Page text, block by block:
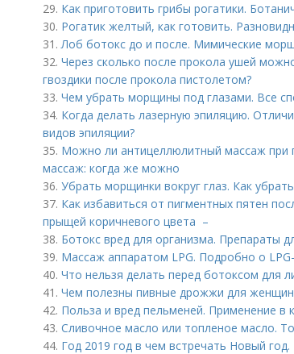
29. Как приготовить грибы рогатики.
30. Рогатик желтый, как готовить.
31.Лоб ботокс до и после. Мимические
32. Через сколько после прокола ушей
гвоздики после прокола пистолетом?
33. Чем убрать морщины под глазами. Все
34. Когда делать лазерную эпиляцию.
видов эпиляции?
35. Можно ли антицеллюлитный массаж при
массаж: когда же можно
36. Убрать морщинки вокруг глаз. Как
37. Как избавиться от пигментных пятен
прыщей коричневого цвета –
38. Ботокс вред для организма. Препараты
39. Массаж аппаратом LPG. Подробно о
40. Что нельзя делать перед ботоксом для
41. Чем полезны пивные дрожжи для
42. Польза и вред пельменей. Применение в
43. Сливочное масло или топленое масло.
44. Год 2019 год в чем встречать Новый